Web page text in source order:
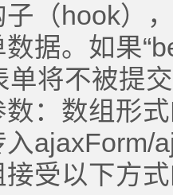
（hook）
据。如果
将不被提
：数组形
ajaxForm/
受以下方